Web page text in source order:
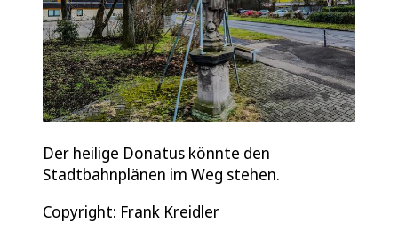
Der heilige Donatus könnte den
Stadtbahnplänen im Weg stehen.
Copyright: Frank Kreidler